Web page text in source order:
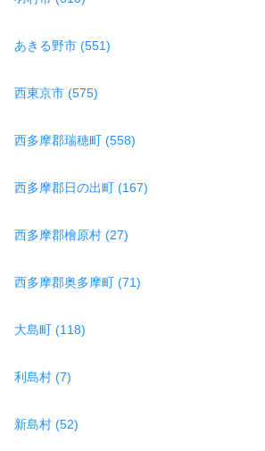
あきる野市 (551)
西東京市 (575)
西多摩郡瑞穂町 (558)
西多摩郡日の出町 (167)
西多摩郡檜原村 (27)
西多摩郡奥多摩町 (71)
大島町 (118)
利島村 (7)
新島村 (52)